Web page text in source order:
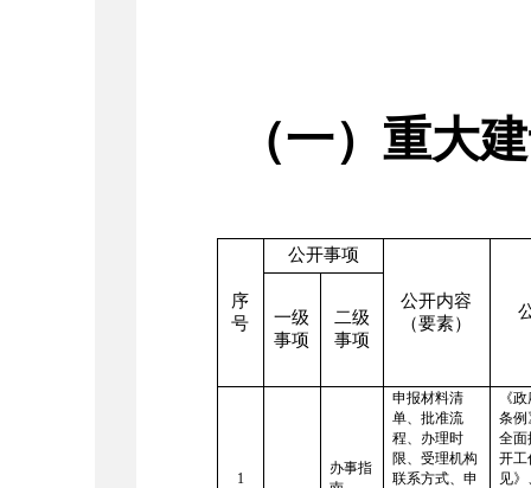
（一）重大
序
号
公开事项
公开内容
（要素）
一级
事项
二级
事项
1
办事指
申报材料清
单、批准流
程、办理时
限、受理机构
联系方式、申
《
条例
全面
开工
见